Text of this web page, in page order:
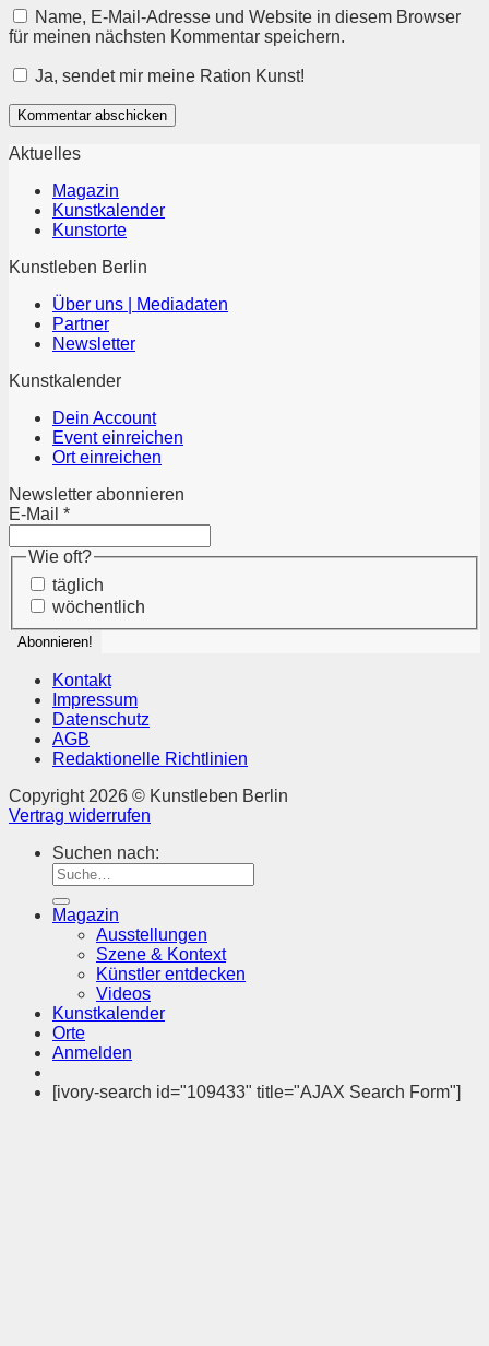
Name, E-Mail-Adresse und Website in diesem Browser
für meinen nächsten Kommentar speichern.
Ja, sendet mir meine Ration Kunst!
Aktuelles
Magazin
Kunstkalender
Kunstorte
Kunstleben Berlin
Über uns | Mediadaten
Partner
Newsletter
Kunstkalender
Dein Account
Event einreichen
Ort einreichen
Newsletter abonnieren
E-Mail *
Wie oft?
täglich
wöchentlich
Kontakt
Impressum
Datenschutz
AGB
Redaktionelle Richtlinien
Copyright 2026 © Kunstleben Berlin
Vertrag widerrufen
Suchen nach:
Magazin
Ausstellungen
Szene & Kontext
Künstler entdecken
Videos
Kunstkalender
Orte
Anmelden
[ivory-search id="109433" title="AJAX Search Form"]